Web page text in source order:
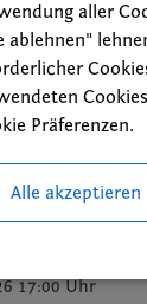
Gewänder
12:00 Uhr
Pfarrsaal
Bubenreuth
17:00 Uhr
aller
ablehnen"
Präferenzen.
Alle akzeptieren